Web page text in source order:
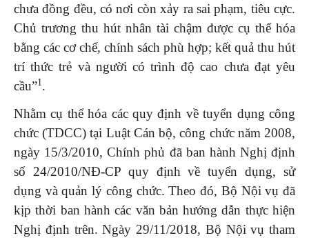
chưa đồng đều, có nơi còn xảy ra sai phạm, tiêu cực.
Chủ trương thu hút nhân tài chậm được cụ thể hóa
bằng các cơ chế, chính sách phù hợp; kết quả thu hút
trí thức trẻ và người có trình độ cao chưa đạt yêu
cầu”1 .
Nhằm cụ thể hóa các quy định về tuyển dụng công
chức (TDCC) tại Luật Cán bộ, công chức năm 2008,
ngày 15/3/2010, Chính phủ đã ban hành Nghị định
số 24/2010/NĐ-CP quy định về tuyển dụng, sử
dụng và quản lý công chức. Theo đó, Bộ Nội vụ đã
kịp thời ban hành các văn bản hướng dẫn thực hiện
Nghị định trên. Ngày 29/11/2018, Bộ Nội vụ tham